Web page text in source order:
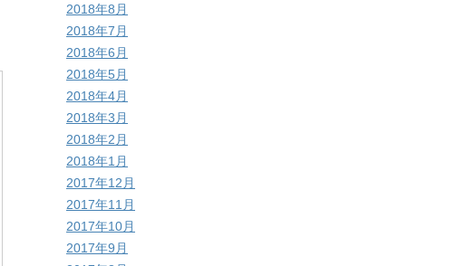
2018年8月
2018年7月
2018年6月
2018年5月
2018年4月
2018年3月
2018年2月
2018年1月
2017年12月
2017年11月
2017年10月
2017年9月